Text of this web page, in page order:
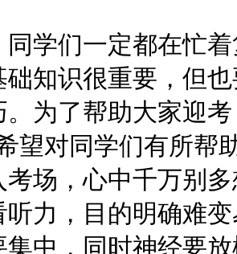
同学们一定都在忙
础知识很重要，但
。为了帮助大家迎
望对同学们有所帮
考场，心中千万别
听力，目的明确难
集中，同时神经要